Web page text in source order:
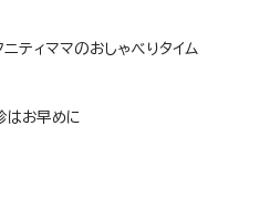
ティママのおしゃべりタイム
はお早めに